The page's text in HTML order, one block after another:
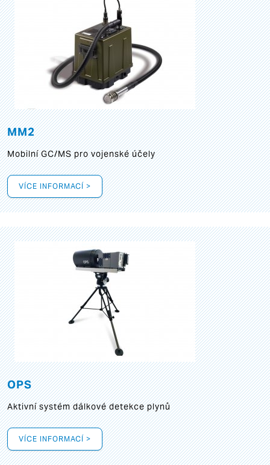
MM2
Mobilní GC/MS pro vojenské účely
VÍCE INFORMACÍ >
OPS
Aktivní systém dálkové detekce plynů
VÍCE INFORMACÍ >